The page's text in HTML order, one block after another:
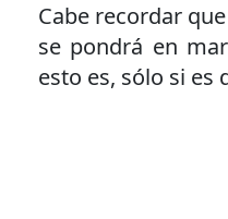
Cabe recordar
se pondrá en
esto es, sólo si es